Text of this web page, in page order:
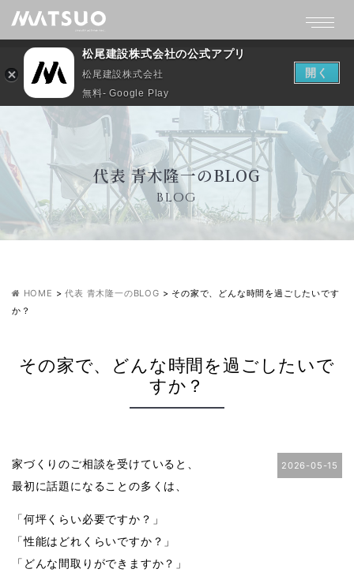
代表 青木隆一のBLOG
BLOG
HOME >代表 青木隆一のBLOG > その家で、どんな時間を過ごしたいです
か？
その家で、どんな時間を過ごしたいで
すか？
2026-05-15
家づくりのご相談を受けていると、
最初に話題になることの多くは、
「何坪くらい必要ですか？」
「性能はどれくらいですか？」
「どんな間取りができますか？」
松尾建設株式会社の公式アプリ
松尾建設株式会社
無料- Google Play
開く